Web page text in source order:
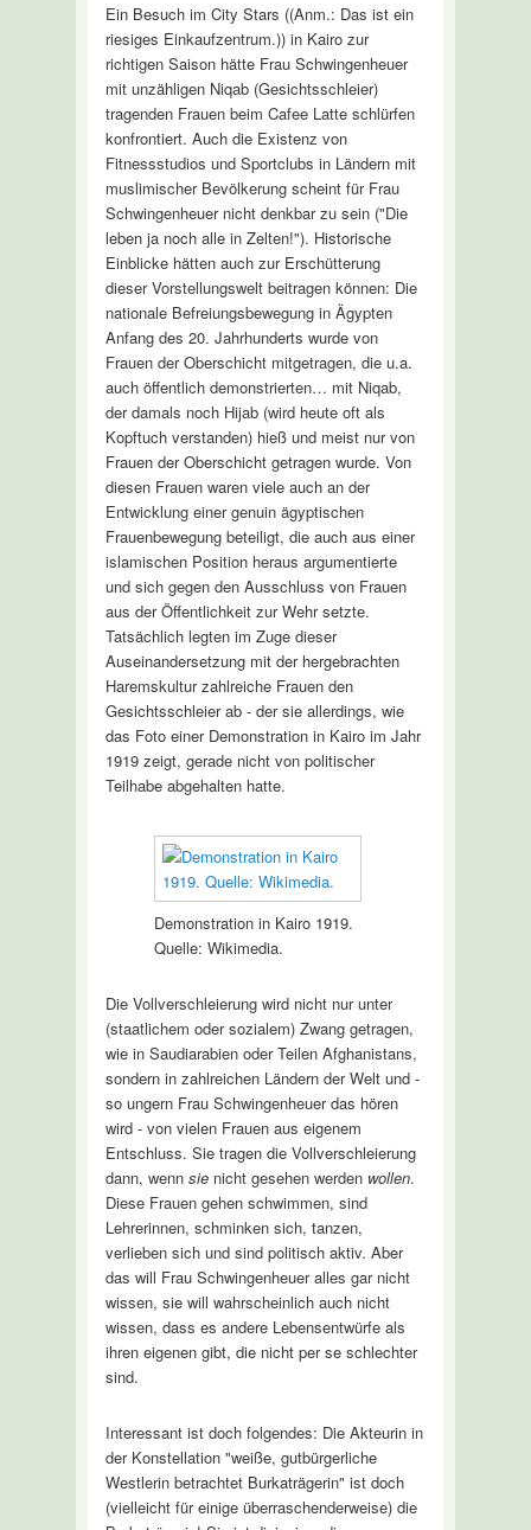
Ein Besuch im City Stars ((Anm.: Das ist ein
riesiges Einkaufzentrum.)) in Kairo zur
richtigen Saison hätte Frau Schwingenheuer
mit unzähligen Niqab (Gesichtsschleier)
tragenden Frauen beim Cafee Latte schlürfen
konfrontiert. Auch die Existenz von
Fitnessstudios und Sportclubs in Ländern mit
muslimischer Bevölkerung scheint für Frau
Schwingenheuer nicht denkbar zu sein ("Die
leben ja noch alle in Zelten!"). Historische
Einblicke hätten auch zur Erschütterung
dieser Vorstellungswelt beitragen können: Die
nationale Befreiungsbewegung in Ägypten
Anfang des 20. Jahrhunderts wurde von
Frauen der Oberschicht mitgetragen, die u.a.
auch öffentlich demonstrierten… mit Niqab,
der damals noch Hijab (wird heute oft als
Kopftuch verstanden) hieß und meist nur von
Frauen der Oberschicht getragen wurde. Von
diesen Frauen waren viele auch an der
Entwicklung einer genuin ägyptischen
Frauenbewegung beteiligt, die auch aus einer
islamischen Position heraus argumentierte
und sich gegen den Ausschluss von Frauen
aus der Öffentlichkeit zur Wehr setzte.
Tatsächlich legten im Zuge dieser
Auseinandersetzung mit der hergebrachten
Haremskultur zahlreiche Frauen den
Gesichtsschleier ab - der sie allerdings, wie
das Foto einer Demonstration in Kairo im Jahr
1919 zeigt, gerade nicht von politischer
Teilhabe abgehalten hatte.
Demonstration in Kairo 1919.
Quelle: Wikimedia.
Die Vollverschleierung wird nicht nur unter
(staatlichem oder sozialem) Zwang getragen,
wie in Saudiarabien oder Teilen Afghanistans,
sondern in zahlreichen Ländern der Welt und -
so ungern Frau Schwingenheuer das hören
wird - von vielen Frauen aus eigenem
Entschluss. Sie tragen die Vollverschleierung
dann, wenn sienicht gesehen werden wollen.
Diese Frauen gehen schwimmen, sind
Lehrerinnen, schminken sich, tanzen,
verlieben sich und sind politisch aktiv. Aber
das will Frau Schwingenheuer alles gar nicht
wissen, sie will wahrscheinlich auch nicht
wissen, dass es andere Lebensentwürfe als
ihren eigenen gibt, die nicht per se schlechter
sind.
Interessant ist doch folgendes: Die Akteurin in
der Konstellation "weiße, gutbürgerliche
Westlerin betrachtet Burkaträgerin" ist doch
(vielleicht für einige überraschenderweise) die